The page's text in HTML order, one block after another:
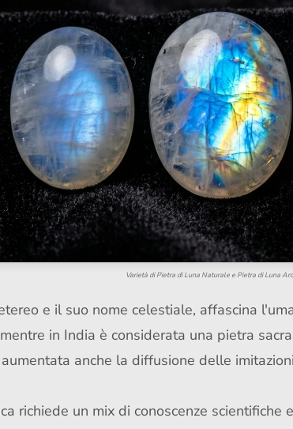
Varietà di Pietra di Luna Naturale e Pietra di Luna
e il suo nome celestiale, affascina
in India è considerata una pietra
anche la diffusione delle
richiede un mix di conoscenze